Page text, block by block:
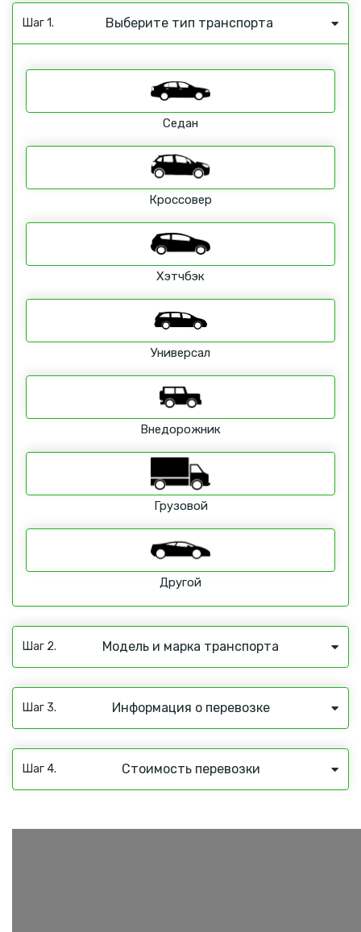
Шаг 1. Выберите тип транспорта
Седан
Кроссовер
Хэтчбэк
Универсал
Внедорожник
Грузовой
Другой
Шаг 2. Модель и марка транспорта
Шаг 3. Информация о перевозке
Шаг 4. Стоимость перевозки